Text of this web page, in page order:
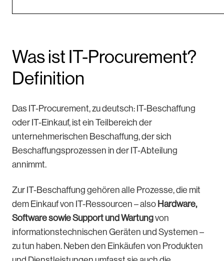
Was ist IT-Procurement?
Definition
Das IT-Procurement, zu deutsch: IT-Beschaffung
oder IT-Einkauf, ist ein Teilbereich der
unternehmerischen Beschaffung, der sich
Beschaffungsprozessen in der IT-Abteilung
annimmt.
Zur IT-Beschaffung gehören alle Prozesse, die mit
dem Einkauf von IT-Ressourcen – also Hardware,
Software sowie Support und Wartungvon
informationstechnischen Geräten und Systemen –
zu tun haben. Neben den Einkäufen von Produkten